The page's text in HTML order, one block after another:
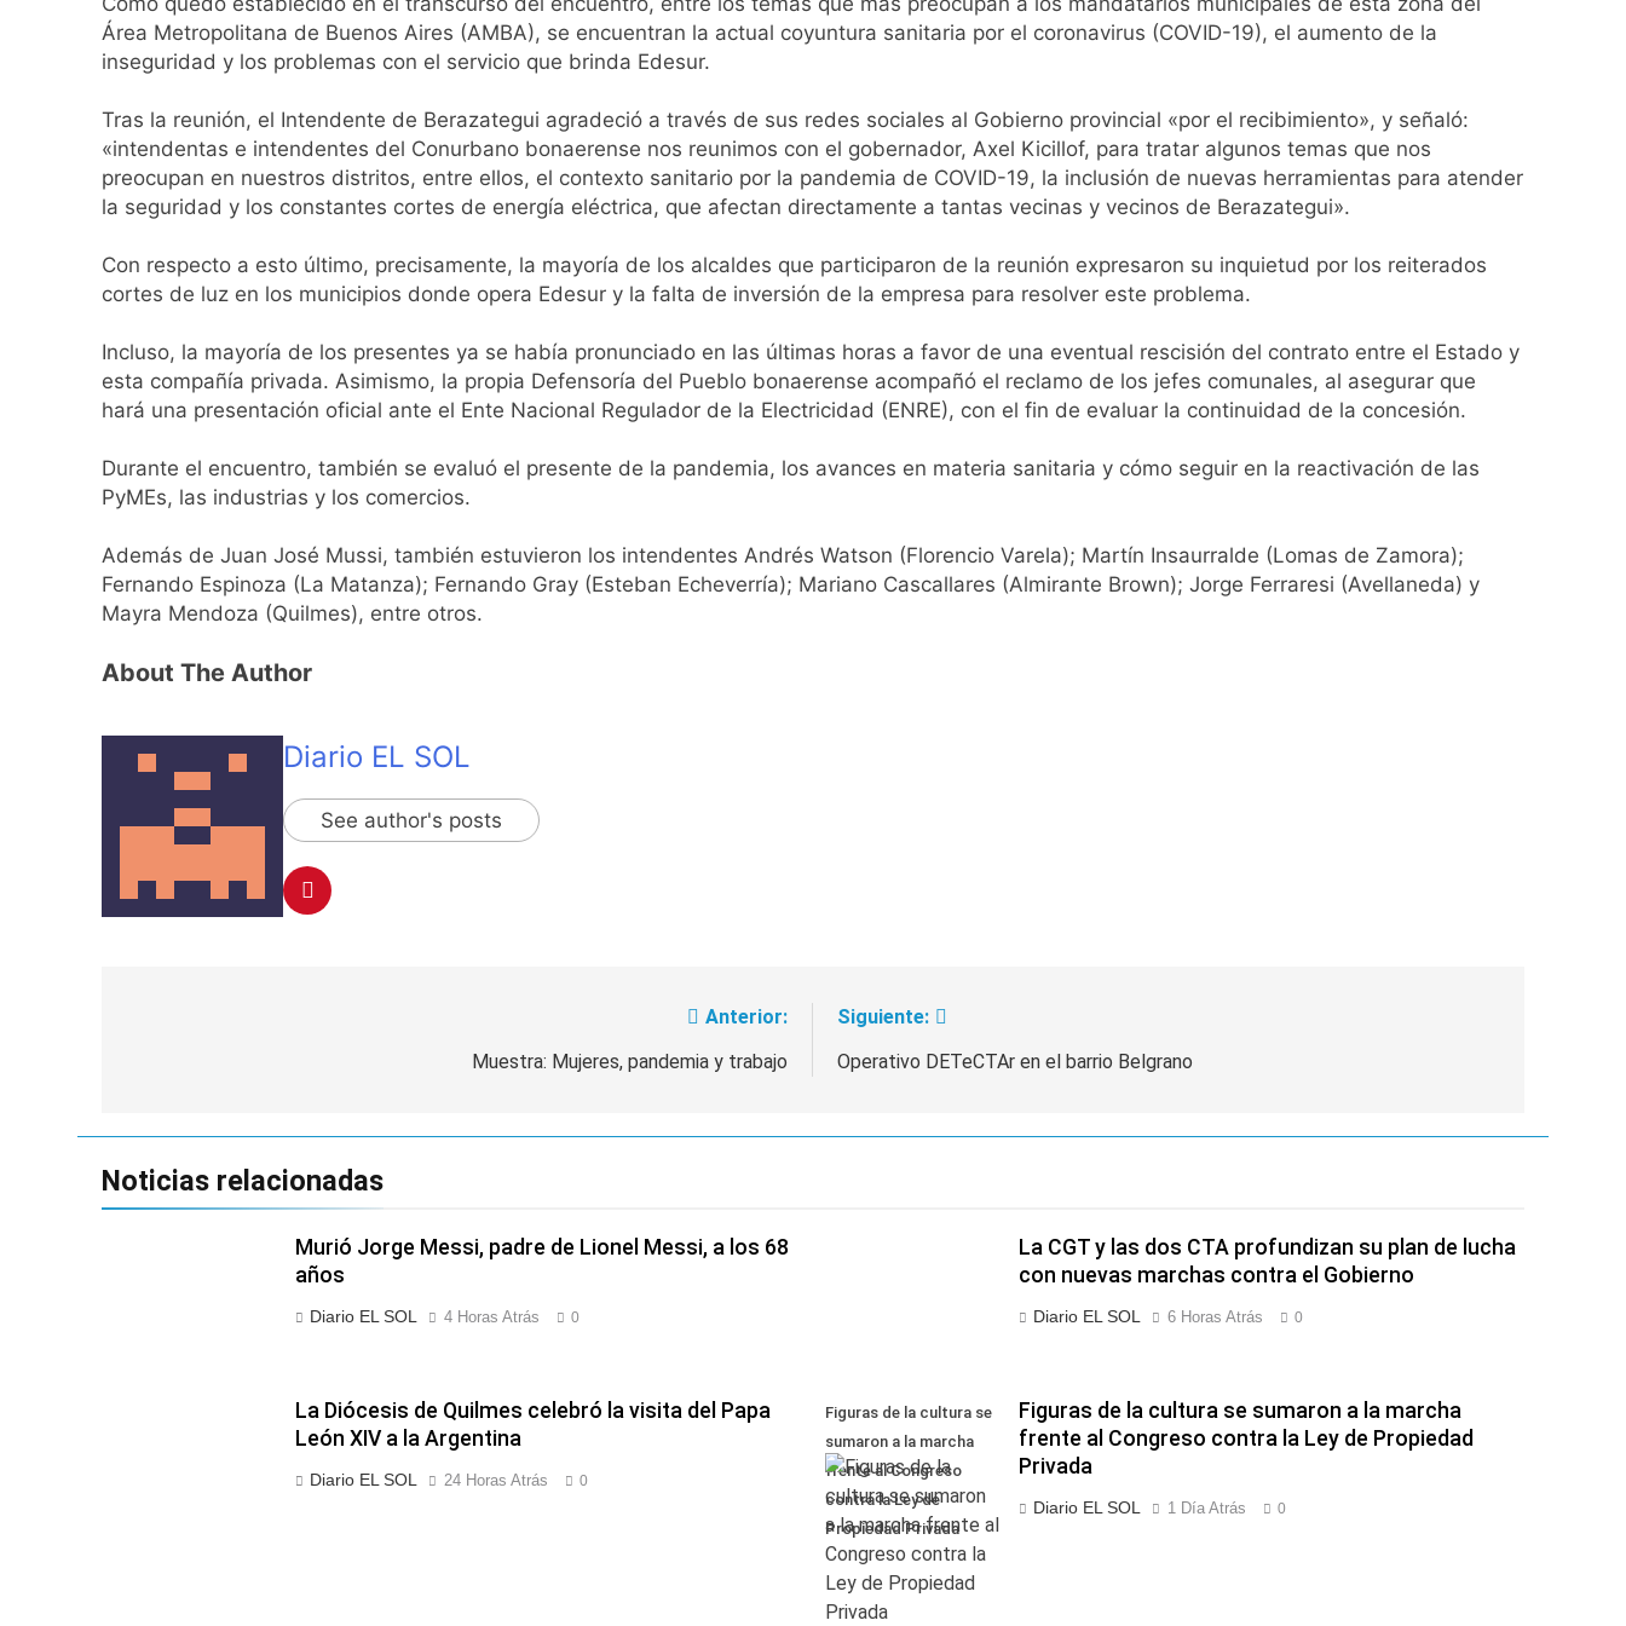
Incidentes frente al Congreso durante la protesta contra la Ley de Propiedad Privada: hubo detenidos y
enfrentamientos
2 Días Atrás
67 barrios full LED en Florencio Varela
2 Días Atrás
El temporal se despide del AMBA: cuándo dejará de llover y llega una ola de frío con mínimas cercanas a 1°C
2 Días Atrás
Kicillof marchó contra la Ley de Propiedad Privada de Milei
Renunció el subsecretario de Seguridad de Quilmes, Hernán Ocampo, tras la difusión de chats privados
2 Días Atrás
Candela Arizaga confirmó que tuvo un «brote psicótico» por consumo con Facundo Moyano
La Libertad Avanza consiguió la mayoría y rechazó el pedido del peronismo de girar el proyecto a comisión
2 Días Atrás
Área Metropolitana de Buenos Aires (AMBA), se encuentran la actual coyuntura sanitaria por el coronavirus (COVID-19), el aumento de la
inseguridad y los problemas con el servicio que brinda Edesur.
Tras la reunión, el Intendente de Berazategui agradeció a través de sus redes sociales al Gobierno provincial «por el recibimiento», y señaló:
«intendentas e intendentes del Conurbano bonaerense nos reunimos con el gobernador, Axel Kicillof, para tratar algunos temas que nos
preocupan en nuestros distritos, entre ellos, el contexto sanitario por la pandemia de COVID-19, la inclusión de nuevas herramientas para atender
la seguridad y los constantes cortes de energía eléctrica, que afectan directamente a tantas vecinas y vecinos de Berazategui».
Con respecto a esto último, precisamente, la mayoría de los alcaldes que participaron de la reunión expresaron su inquietud por los reiterados
cortes de luz en los municipios donde opera Edesur y la falta de inversión de la empresa para resolver este problema.
Incluso, la mayoría de los presentes ya se había pronunciado en las últimas horas a favor de una eventual rescisión del contrato entre el Estado y
esta compañía privada. Asimismo, la propia Defensoría del Pueblo bonaerense acompañó el reclamo de los jefes comunales, al asegurar que
hará una presentación oficial ante el Ente Nacional Regulador de la Electricidad (ENRE), con el fin de evaluar la continuidad de la concesión.
Durante el encuentro, también se evaluó el presente de la pandemia, los avances en materia sanitaria y cómo seguir en la reactivación de las
PyMEs, las industrias y los comercios.
Además de Juan José Mussi, también estuvieron los intendentes Andrés Watson (Florencio Varela); Martín Insaurralde (Lomas de Zamora);
Fernando Espinoza (La Matanza); Fernando Gray (Esteban Echeverría); Mariano Cascallares (Almirante Brown); Jorge Ferraresi (Avellaneda) y
Mayra Mendoza (Quilmes), entre otros.
About The Author
Diario EL SOL
See author's posts
Anterior:
Muestra: Mujeres, pandemia y trabajo
Siguiente:
Operativo DETeCTAr en el barrio Belgrano
Noticias relacionadas
Murió Jorge Messi, padre de Lionel Messi, a los 68
años
Diario EL SOL 4 Horas Atrás 0
La CGT y las dos CTA profundizan su plan de lucha
con nuevas marchas contra el Gobierno
Diario EL SOL 6 Horas Atrás 0
La Diócesis de Quilmes celebró la visita del Papa
León XIV a la Argentina
Diario EL SOL 24 Horas Atrás 0
Figuras de la cultura se
sumaron a la marcha
frente al Congreso
contra la Ley de
Propiedad Privada
Figuras de la cultura se sumaron a la marcha
frente al Congreso contra la Ley de Propiedad
Privada
Diario EL SOL 1 Día Atrás 0